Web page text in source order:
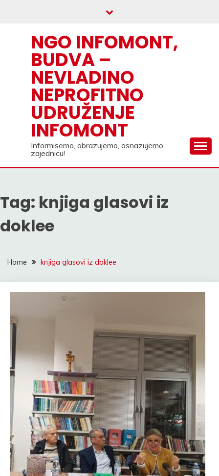
NGO INFOMONT,
BUDVA –
NEVLADINO
NEPROFITNO
UDRUŽENJE
INFOMONT
Informisemo, obrazujemo, osnazujemo
zajednicu!
Tag: knjiga glasovi iz
doklee
Home knjiga glasovi iz doklee